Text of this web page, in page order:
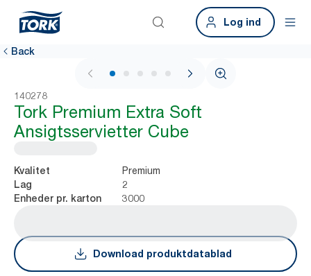
Log ind
Back
1 / 5
140278
Tork Premium Extra Soft
Ansigtsservietter Cube
Kvalitet Premium
Lag 2
Enheder pr. karton 3000
Download produktdatablad